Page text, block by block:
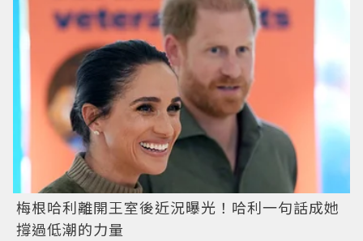
梅根哈利離開王室後近況曝光！哈利一句話成她
撐過低潮的力量